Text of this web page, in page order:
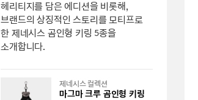
헤리티지를 담은 에디션을 비롯해,
브랜드의 상징적인 스토리를 모티프로
한 제네시스 곰인형 키링 5종을
소개합니다.
제네시스 컬렉션
마그마 크루 곰인형 키링